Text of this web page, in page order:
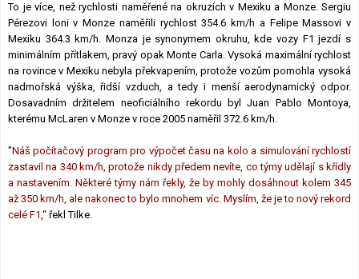
To je více, než rychlosti naměřené na okruzích v Mexiku a Monze. Sergiu
Pérezovi loni v Monze naměřili rychlost 354.6 km/h a Felipe Massovi v
Mexiku 364.3 km/h. Monza je synonymem okruhu, kde vozy F1 jezdí s
minimálním přítlakem, pravý opak Monte Carla. Vysoká maximální rychlost
na rovince v Mexiku nebyla překvapením, protože vozům pomohla vysoká
nadmořská výška, řidší vzduch, a tedy i menší aerodynamický odpor.
Dosavadním držitelem neoficiálního rekordu byl Juan Pablo Montoya,
kterému McLaren v Monze v roce 2005 naměřil 372.6 km/h.
"Náš počítačový program pro výpočet času na kolo a simulování rychlostí
zastavil na 340 km/h, protože nikdy předem nevíte, co týmy udělají s křídly
a nastavením. Některé týmy nám řekly, že by mohly dosáhnout kolem 345
až 350 km/h, ale nakonec to bylo mnohem víc. Myslím, že je to nový rekord
celé F1,“ řekl Tilke.